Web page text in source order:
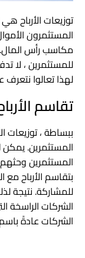
توزيعات الأرباح
المستثمرون
مكاسب رأس المال.
للمستثمرين ، لا
لهذا تعالوا
تقاسم
ببساطة ، توزيعات
المستثمرين. يمكن
المستثمرين
بتقاسم الأرباح مع
للمشاركة. نتيجة
الشركات الراسخة
الشركات عادةً